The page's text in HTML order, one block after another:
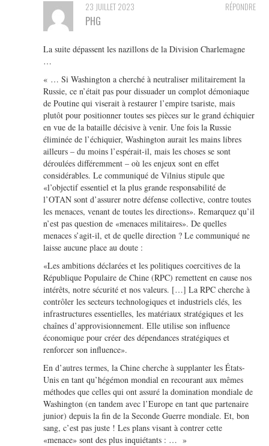
RÉPONDRE
23 JUILLET 2023
PHG
La suite dépassent les nazillons de la Division Charlemagne
…
« … Si Washington a cherché à neutraliser militairement la
Russie, ce n’était pas pour dissuader un complot démoniaque
de Poutine qui viserait à restaurer l’empire tsariste, mais
plutôt pour positionner toutes ses pièces sur le grand échiquier
en vue de la bataille décisive à venir. Une fois la Russie
éliminée de l’échiquier, Washington aurait les mains libres
ailleurs – du moins l’espérait-il, mais les choses se sont
déroulées différemment – où les enjeux sont en effet
considérables. Le communiqué de Vilnius stipule que
«l’objectif essentiel et la plus grande responsabilité de
l’OTAN sont d’assurer notre défense collective, contre toutes
les menaces, venant de toutes les directions». Remarquez qu’il
n’est pas question de «menaces militaires». De quelles
menaces s’agit-il, et de quelle direction ? Le communiqué ne
laisse aucune place au doute :
«Les ambitions déclarées et les politiques coercitives de la
République Populaire de Chine (RPC) remettent en cause nos
intérêts, notre sécurité et nos valeurs. […] La RPC cherche à
contrôler les secteurs technologiques et industriels clés, les
infrastructures essentielles, les matériaux stratégiques et les
chaînes d’approvisionnement. Elle utilise son influence
économique pour créer des dépendances stratégiques et
renforcer son influence».
En d’autres termes, la Chine cherche à supplanter les États-
Unis en tant qu’hégémon mondial en recourant aux mêmes
méthodes que celles qui ont assuré la domination mondiale de
Washington (en tandem avec l’Europe en tant que partenaire
junior) depuis la fin de la Seconde Guerre mondiale. Et, bon
sang, c’est pas juste ! Les plans visant à contrer cette
«menace» sont des plus inquiétants : … »